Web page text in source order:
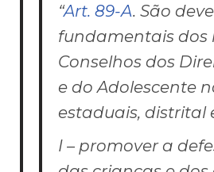
“Art. 89-A. São
fundamentais dos
Conselhos dos
e do Adolescente
estaduais, distrital
I – promover a